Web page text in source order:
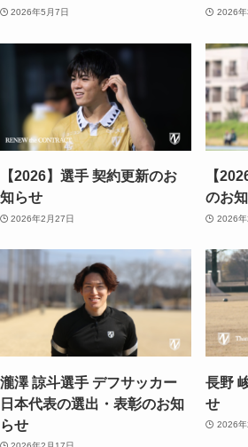
2026年5月7日 2026年
【2026】選手 契約更新のお
知らせ
2026年2月27日
【
のお
2026年
瀧澤 諒斗選手 デフサッカー
日本代表の選出・表彰のお知
らせ
長野
せ
2026年